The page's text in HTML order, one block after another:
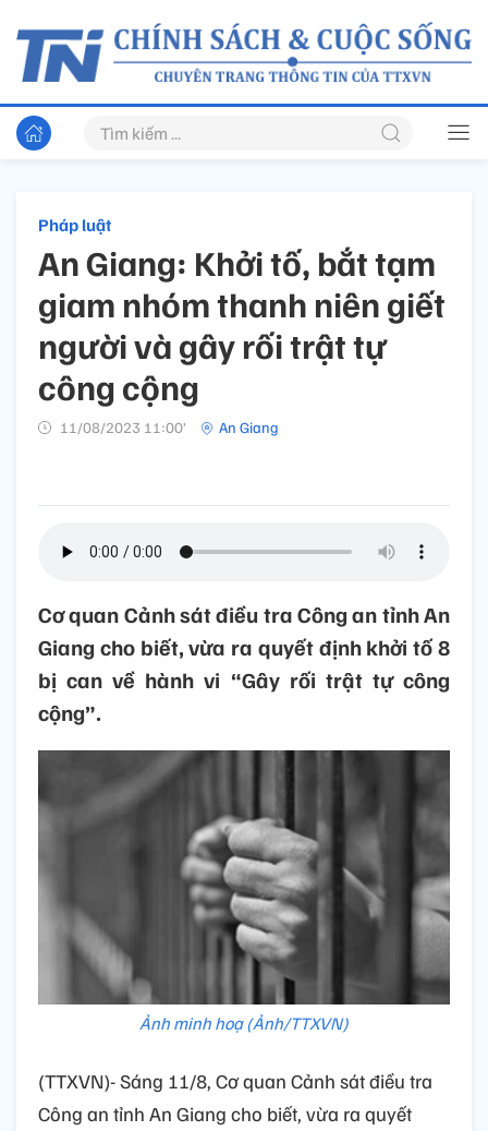
Pháp luật
An Giang: Khởi tố, bắt tạm
giam nhóm thanh niên giết
người và gây rối trật tự
công cộng
11/08/2023 11:00’ An Giang
Cơ quan Cảnh sát điều tra Công an tỉnh An
Giang cho biết, vừa ra quyết định khởi tố 8
bị can về hành vi “Gây rối trật tự công
cộng”.
Ảnh minh hoạ (Ảnh/TTXVN)
(TTXVN)- Sáng 11/8, Cơ quan Cảnh sát điều tra
Công an tỉnh An Giang cho biết, vừa ra quyết